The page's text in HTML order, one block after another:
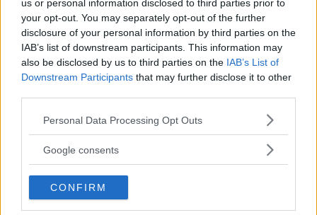
us or personal information disclosed to third parties prior to
your opt-out. You may separately opt-out of the further
disclosure of your personal information by third parties on the
IAB’s list of downstream participants. This information may
also be disclosed by us to third parties on the IAB’s List of
Downstream Participants that may further disclose it to other
Please note that this website/app uses one or more Google
not limited to your visit or usage behaviour. You may click to
use your data for below specified purposes in below Google
consent section.
Personal Data Processing Opt Outs
Google consents
CONFIRM
con la preparazione del dolce. Si inzuppano i
biscotti nel caffè e si dispongono in una
pirofila.
Si prosegue con uno strato di crema e così via
fino al termine degli ingredienti. Si termina il
dolce con uno strato di crema al mascarpone e
pistacchio e si completa spolverandolo con
della granella di pistacchio. Lo si lascia riposare
in frigo per un paio d’ore, quindi si serve in